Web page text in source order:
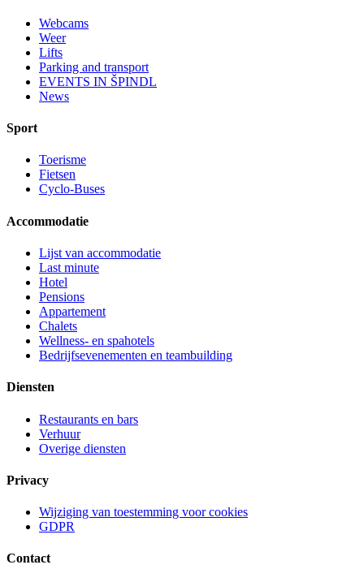
Webcams
Weer
Lifts
Parking and transport
EVENTS IN ŠPINDL
News
Sport
Toerisme
Fietsen
Cyclo-Buses
Accommodatie
Lijst van accommodatie
Last minute
Hotel
Pensions
Appartement
Chalets
Wellness- en spahotels
Bedrijfsevenementen en teambuilding
Diensten
Restaurants en bars
Verhuur
Overige diensten
Privacy
Wijziging van toestemming voor cookies
GDPR
Contact